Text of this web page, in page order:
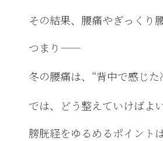
その結果、腰痛やぎっくり
つまり——
冬の腰痛は、“背中で感じた
では、どう整えていけばよ
膀胱経をゆるめるポイント